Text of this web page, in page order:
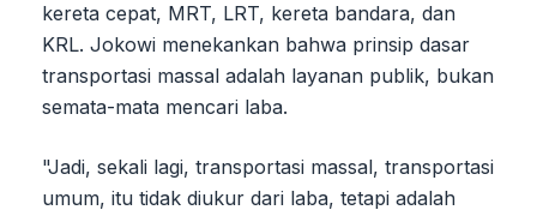
kereta cepat, MRT, LRT, kereta bandara, dan
KRL. Jokowi menekankan bahwa prinsip dasar
transportasi massal adalah layanan publik, bukan
semata-mata mencari laba.
"Jadi, sekali lagi, transportasi massal, transportasi
umum, itu tidak diukur dari laba, tetapi adalah